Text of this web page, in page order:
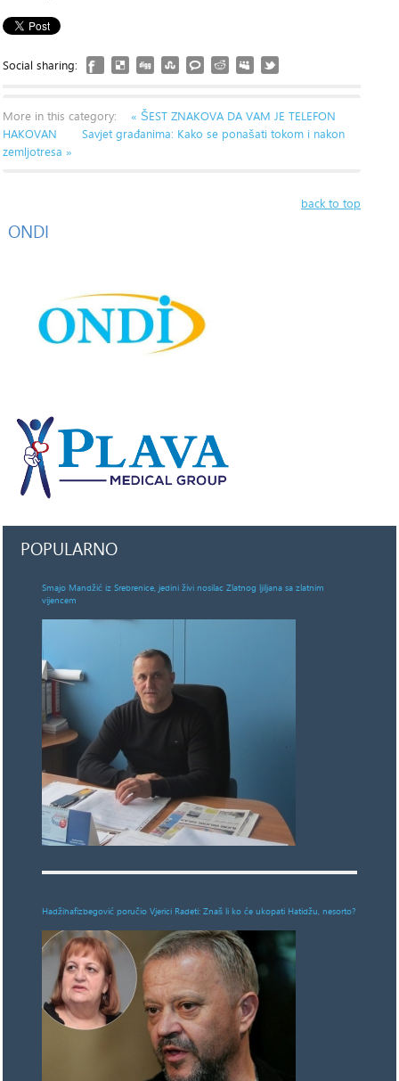
Social sharing:
More in this category:
« ŠEST ZNAKOVA DA VAM JE TELEFON
HAKOVAN
Savjet građanima: Kako se ponašati tokom i nakon
zemljotresa »
back to top
ONDI
POPULARNO
Smajo Mandžić iz Srebrenice, jedini živi nosilac Zlatnog ljiljana sa zlatnim
vijencem
Hadžihafizbegović poručio Vjerici Radeti: Znaš li ko će ukopati Hatidžu, nesorto?